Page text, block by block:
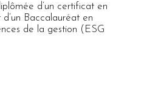
d’un certificat en
Baccalauréat en
de la gestion (ESG